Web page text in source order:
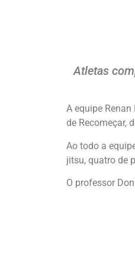
Atletas
A equipe
de Recomeçar,
Ao todo a
jitsu, quatro de
O professor